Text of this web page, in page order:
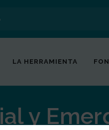
LA HERRAMIENTA
y